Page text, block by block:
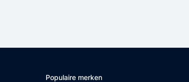
Populaire merken